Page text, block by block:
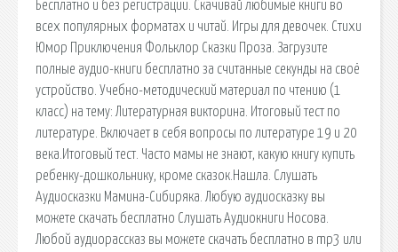
Бесплатно и без регистрации. Скачивай любимые книги во
всех популярных форматах и читай. Игры для девочек. Стихи
Юмор Приключения Фольклор Сказки Проза. Загрузите
полные аудио-книги бесплатно за считанные секунды на своё
устройство. Учебно-методический материал по чтению (1
класс) на тему: Литературная викторина. Итоговый тест по
литературе. Включает в себя вопросы по литературе 19 и 20
века.Итоговый тест. Часто мамы не знают, какую книгу купить
ребенку-дошкольнику, кроме сказок.Нашла. Слушать
Аудиосказки Мамина-Сибиряка. Любую аудиосказку вы
можете скачать бесплатно Слушать Аудиокниги Носова.
Любой аудиорассказ вы можете скачать бесплатно в mp3 или